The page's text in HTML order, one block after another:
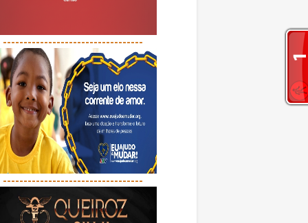
----------------------------------
----------------------------------